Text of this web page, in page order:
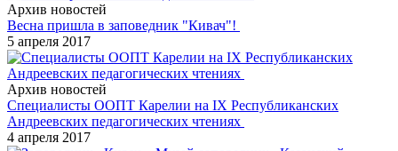
Архив новостей
Весна пришла в заповедник "Кивач"!
5 апреля 2017
Архив новостей
Специалисты ООПТ Карелии на IХ Республиканских
Андреевских педагогических чтениях
4 апреля 2017